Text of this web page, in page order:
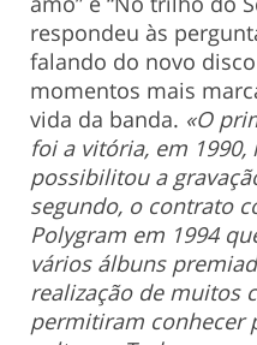
respondeu às
falando do novo
momentos mais
vida da banda. «O
foi a vitória, em 1990,
possibilitou a
segundo, o contrato
Polygram em 1994
vários álbuns
realização de muitos
permitiram conhecer